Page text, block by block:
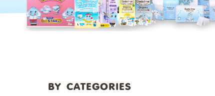
BY CATEGORIES